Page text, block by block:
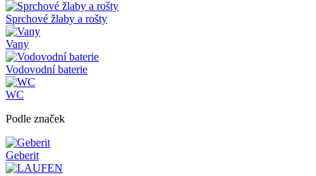
Sprchové žlaby a rošty
Vany
Vodovodní baterie
WC
Podle značek
Geberit